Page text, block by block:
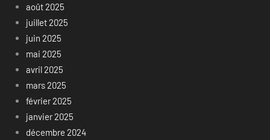
août 2025
juillet 2025
juin 2025
mai 2025
avril 2025
mars 2025
février 2025
janvier 2025
décembre 2024